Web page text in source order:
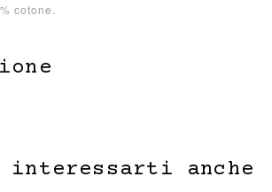
cotone.
interessarti anche